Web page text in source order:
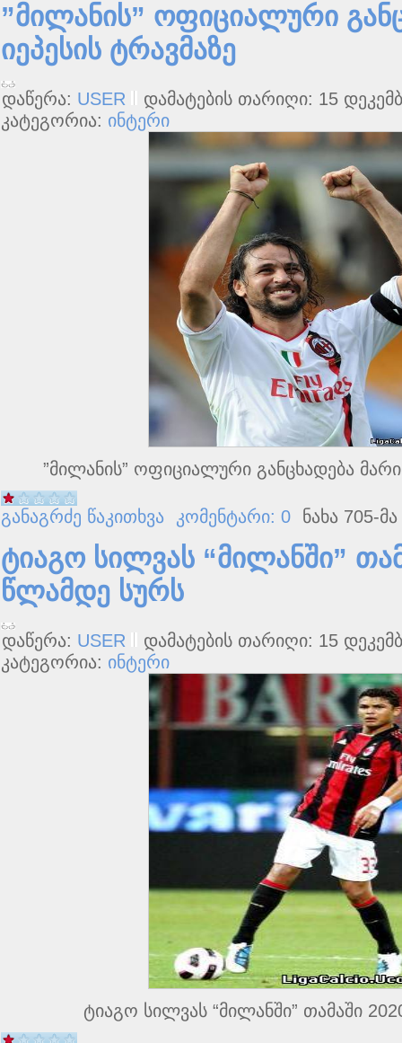
”მილანის” ოფიციალური
იეპესის ტრავმაზე
დაწერა: USER
დამატების თარიღი: 15
კატეგორია: ინტერი
”მილანის” ოფიციალური განცხადება
განაგრძე წაკითხვა კომენტარი: 0 ნახა 705-
ტიაგო სილვას “მილანში”
წლამდე სურს
დაწერა: USER
დამატების თარიღი: 15
კატეგორია: ინტერი
ტიაგო სილვას “მილანში” თამაში